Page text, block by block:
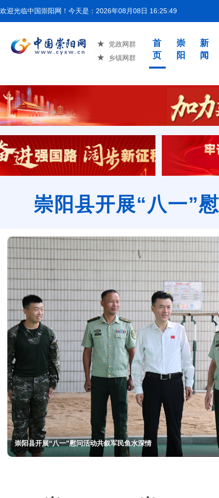
欢迎光临中国崇阳网！今天是： 2026年08月08日 16:25:51
党政网群
乡镇网群
首
页
崇
阳
新
闻
崇阳县开展“八一”
杨修伟同志任崇阳县人武部党委第一书记